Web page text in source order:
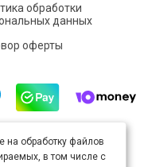
обработки
данных
оферты
полицензии Creative
(«Атрибуция») 4.0
на обработку файлов
в том числе с